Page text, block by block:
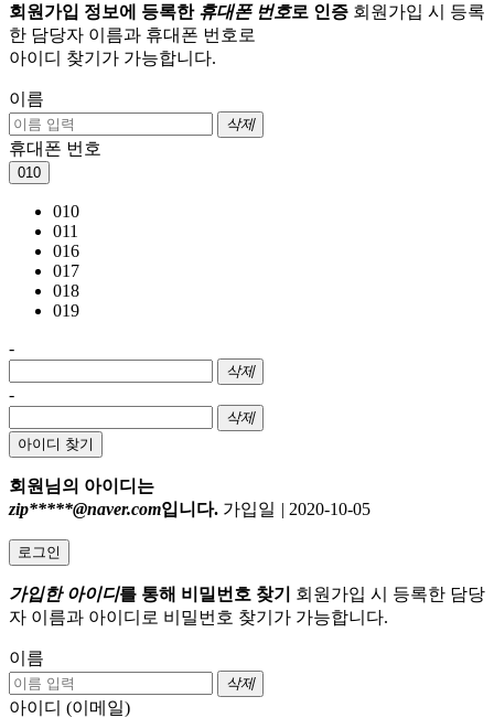
회원가입 정보에 등록한 휴대폰 번호로 인증 회원가입 시 등록
한 담당자 이름과 휴대폰 번호로
아이디 찾기가 가능합니다.
이름
삭제
휴대폰 번호
010
010
011
016
017
018
019
-
삭제
-
삭제
아이디 찾기
회원님의 아이디는
zip*****@naver.com입니다. 가입일 | 2020-10-05
로그인
가입한 아이디를 통해 비밀번호 찾기
회원가입 시 등록한 담당
자 이름과 아이디로 비밀번호 찾기가 가능합니다.
이름
삭제
아이디 (이메일)